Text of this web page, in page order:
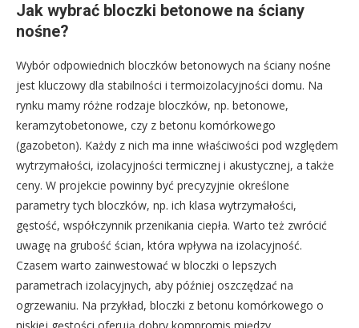
Jak wybrać bloczki betonowe na ściany
nośne?
Wybór odpowiednich bloczków betonowych na ściany nośne
jest kluczowy dla stabilności i termoizolacyjności domu. Na
rynku mamy różne rodzaje bloczków, np. betonowe,
keramzytobetonowe, czy z betonu komórkowego
(gazobeton). Każdy z nich ma inne właściwości pod względem
wytrzymałości, izolacyjności termicznej i akustycznej, a także
ceny. W projekcie powinny być precyzyjnie określone
parametry tych bloczków, np. ich klasa wytrzymałości,
gęstość, współczynnik przenikania ciepła. Warto też zwrócić
uwagę na grubość ścian, która wpływa na izolacyjność.
Czasem warto zainwestować w bloczki o lepszych
parametrach izolacyjnych, aby później oszczędzać na
ogrzewaniu. Na przykład, bloczki z betonu komórkowego o